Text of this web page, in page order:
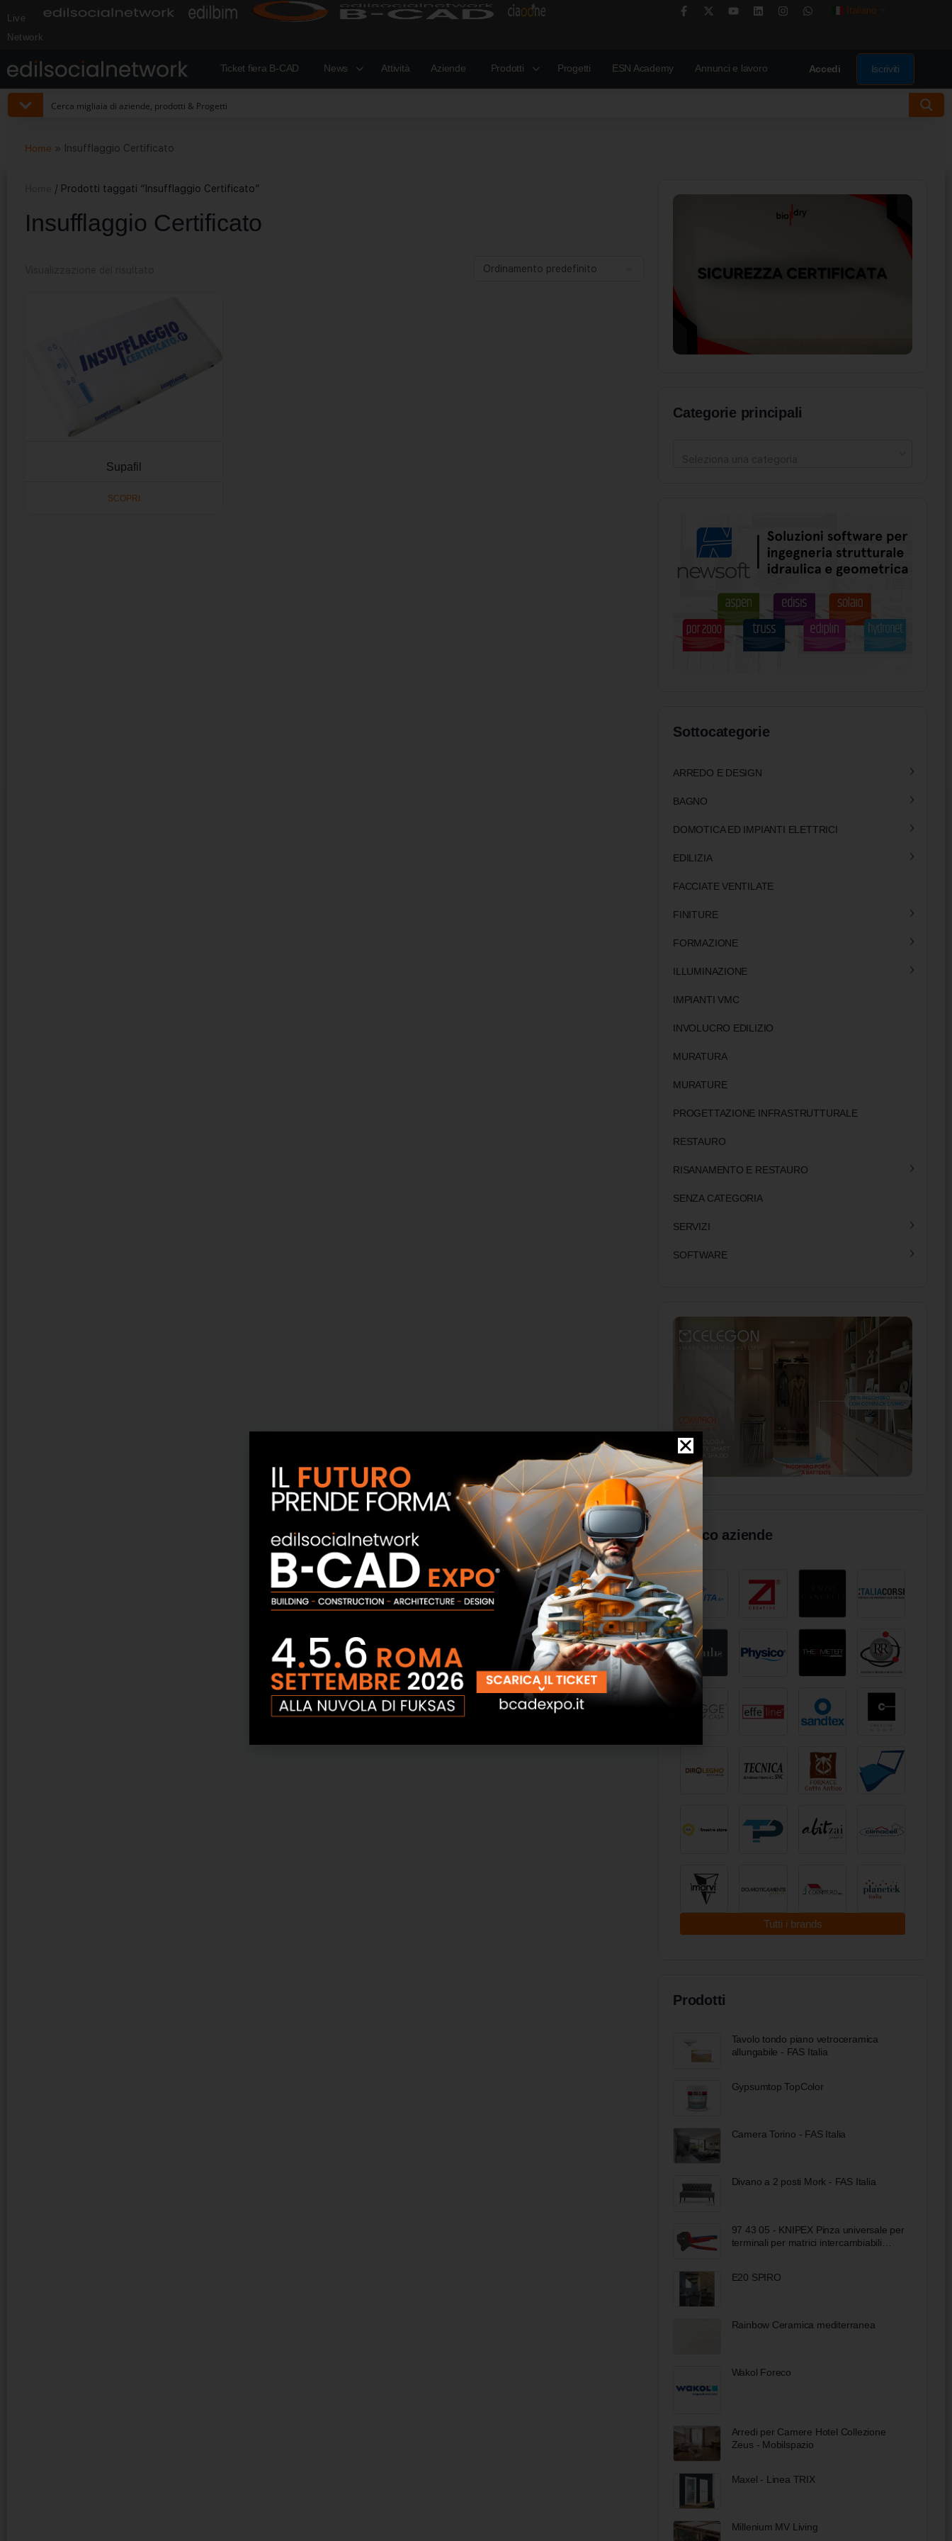
Live
Network
Italiano
Ticket fiera B-CAD News Attività Aziende Prodotti Progetti ESN Academy Annunci e lavoro Accedi Iscriviti
Home » Insufflaggio Certificato
/ Prodotti taggati “Insufflaggio Certificato”
Insufflaggio Certificato
Supafil
SCOPRI
Categorie principali
Sottocategorie
ARREDO E DESIGN
BAGNO
DOMOTICA ED IMPIANTI ELETTRICI
EDILIZIA
FACCIATE VENTILATE
FINITURE
FORMAZIONE
ILLUMINAZIONE
IMPIANTI VMC
INVOLUCRO EDILIZIO
MURATURA
MURATURE
PROGETTAZIONE INFRASTRUTTURALE
RESTAURO
RISANAMENTO E RESTAURO
SENZA CATEGORIA
SERVIZI
SOFTWARE
Elenco aziende
Tutti i brands
Prodotti
Tavolo tondo piano vetroceramica
allungabile - FAS Italia
Gypsumtop TopColor
Camera Torino - FAS Italia
Divano a 2 posti Mork - FAS Italia
97 43 05 - KNIPEX Pinza universale per
terminali per matrici intercambiabili
E20 SPIRO
Rainbow Ceramica mediterranea
Wakol Foreco
Arredi per Camere Hotel Collezione
Zeus - Mobilspazio
Maxel - Linea TRIX
Millenium MV Living